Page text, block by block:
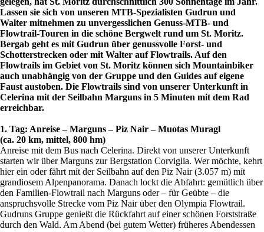
Lassen sie sich von unseren MTB-Spezialisten Gudrun und
Walter mitnehmen zu unvergesslichen Genuss-MTB- und
Flowtrail-Touren in die schöne Bergwelt rund um St. Moritz.
Bergab geht es mit Gudrun über genussvolle Forst- und
Schotterstrecken oder mit Walter auf Flowtrails. Auf den
Flowtrails im Gebiet von St. Moritz können sich Mountainbiker
auch unabhängig von der Gruppe und den Guides auf eigene
Faust austoben. Die Flowtrails sind von unserer Unterkunft in
Celerina mit der Seilbahn Marguns in 5 Minuten mit dem Rad
erreichbar.
1. Tag: Anreise – Marguns – Piz Nair – Muotas Muragl
(ca. 20 km, mittel, 800 hm)
Anreise mit dem Bus nach Celerina. Direkt von unserer Unterkunft
starten wir über Marguns zur Bergstation Corviglia. Wer möchte, kehrt
hier ein oder fährt mit der Seilbahn auf den Piz Nair (3.057 m) mit
grandiosem Alpenpanorama. Danach lockt die Abfahrt: gemütlich über
den Familien-Flowtrail nach Marguns oder – für Geübte – die
anspruchsvolle Strecke vom Piz Nair über den Olympia Flowtrail.
Gudruns Gruppe genießt die Rückfahrt auf einer schönen Forststraße
durch den Wald. Am Abend (bei gutem Wetter) früheres Abendessen